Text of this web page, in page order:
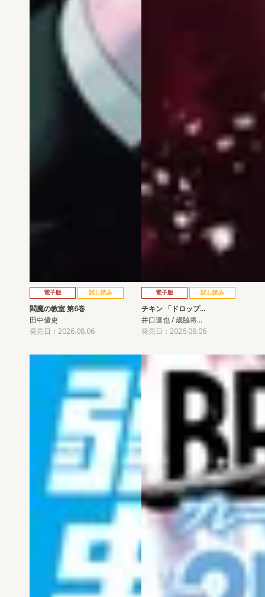
電子版 試し読み
閻魔の教室 第6巻
田中優吏
発売日：2026.08.06
電子版 試し読み
チキン 「ドロップ…
井口達也 / 歳脇将…
発売日：2026.08.06